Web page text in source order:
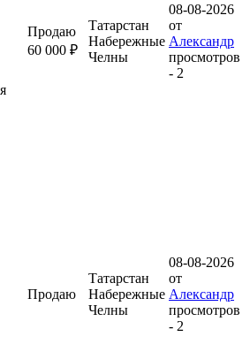
Продаю
60 000 ₽
Татарстан
Набережные
Челны
08-08-2026
от
Александр
просмотров
- 2
Продаю
Татарстан
Набережные
Челны
08-08-2026
от
Александр
просмотров
- 2